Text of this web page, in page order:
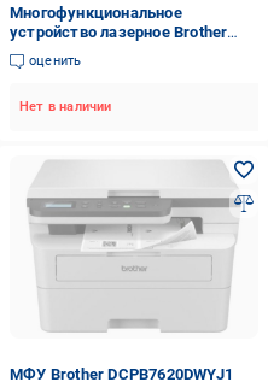
Многофункциональное
устройство лазерное Brother
DCP-L1630W A4 монохромное с
Wi Fi (DCPL1630WYJ1)
оценить
Нет в наличии
МФУ Brother DCPB7620DWYJ1